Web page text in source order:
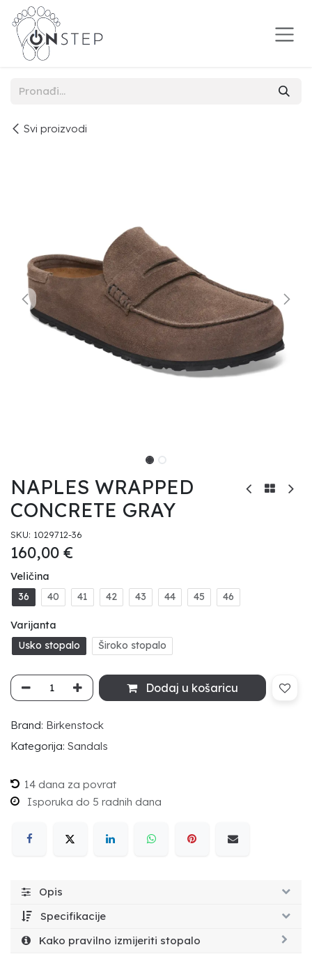
Preskoči na sadržaj
Svi proizvodi
NAPLES WRAPPED
CONCRETE GRAY
SKU: 1029712-36
160,00 €
Veličina
36
40 41 42 43 44 45 46
Varijanta
Usko stopalo
Široko stopalo
Dodaj u košaricu
Brand: Birkenstock
Kategorija: Sandals
14 dana za povrat
Isporuka do 5 radnih dana
Opis
Specifikacije
Kako pravilno izmijeriti stopalo